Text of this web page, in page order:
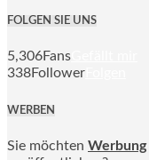
FOLGEN SIE UNS
5,306Fans
338Follower
WERBEN
Sie möchten Werbung